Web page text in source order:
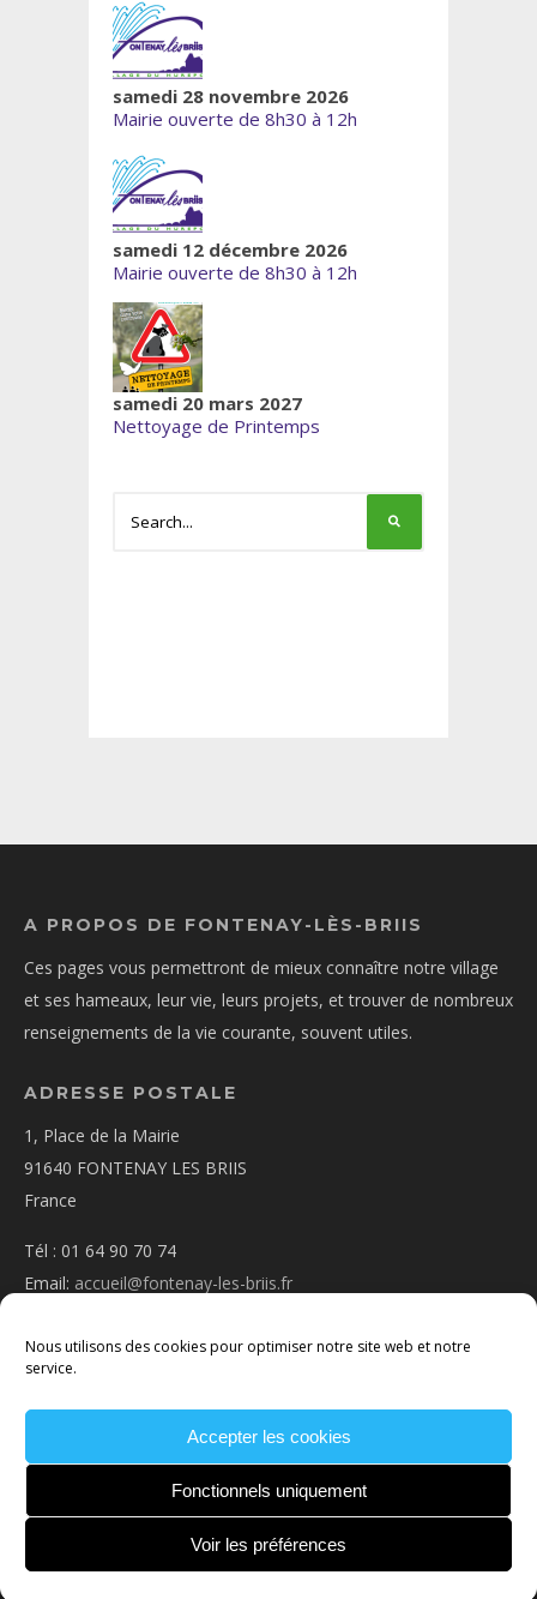
Nous utilisons des cookies pour optimiser notre site web et notre
service.
Accepter les cookies
Fonctionnels uniquement
Voir les préférences
samedi 28 novembre 2026
Mairie ouverte de 8h30 à 12h
samedi 12 décembre 2026
Mairie ouverte de 8h30 à 12h
samedi 20 mars 2027
Nettoyage de Printemps
A PROPOS DE FONTENAY-LÈS-BRIIS
Ces pages vous permettront de mieux connaître notre village
et ses hameaux, leur vie, leurs projets, et trouver de nombreux
renseignements de la vie courante, souvent utiles.
ADRESSE POSTALE
1, Place de la Mairie
91640 FONTENAY LES BRIIS
France
Tél : 01 64 90 70 74
Email: accueil@fontenay-les-briis.fr
NOUS CONTACTER
LÉGALES
POLITIQUE DE COOKIES
CONDITIONS
GÉNÉRALES